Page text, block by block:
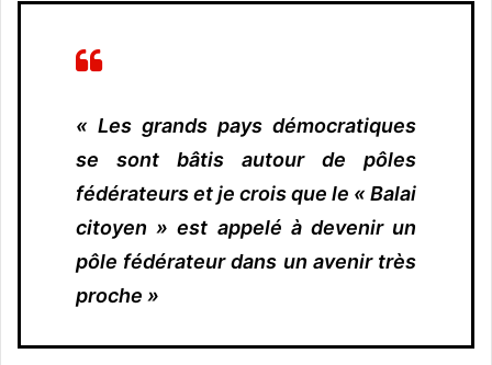
« Les grands pays démocratiques
se sont bâtis autour de pôles
fédérateurs et je crois que le « Balai
citoyen » est appelé à devenir un
pôle fédérateur dans un avenir très
proche »